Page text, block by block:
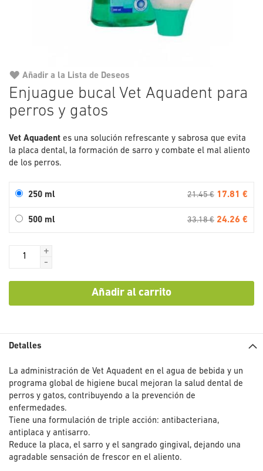
Enjuague bucal Vet Aquadent para
perros y gatos
Vet Aquadent es una solución refrescante y sabrosa que evita
la placa dental, la formación de sarro y combate el mal aliento
de los perros.
250 ml 21.45 € 17.81 €
500 ml 33.18 € 24.26 €
+
-
Añadir al carrito
Añadir a la Lista de Deseos
al
la
Detalles
La administración de Vet Aquadent en el agua de bebida y un
programa global de higiene bucal mejoran la salud dental de
perros y gatos, contribuyendo a la prevención de
enfermedades.
Tiene una formulación de triple acción: antibacteriana,
antiplaca y antisarro.
Reduce la placa, el sarro y el sangrado gingival, dejando una
agradable sensación de frescor en el aliento.